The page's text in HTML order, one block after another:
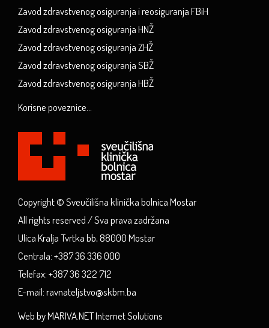
Zavod zdravstvenog osiguranja i reosiguranja FBiH
Zavod zdravstvenog osiguranja HNŽ
Zavod zdravstvenog osiguranja ZHŽ
Zavod zdravstvenog osiguranja SBŽ
Zavod zdravstvenog osiguranja HBŽ
Korisne poveznice...
Copyright © Sveučilišna klinička bolnica Mostar
All rights reserved / Sva prava zadržana
Ulica Kralja Tvrtka bb, 88000 Mostar
Centrala: +387 36 336 000
Telefax: +387 36 322 712
E-mail: ravnateljstvo@skbm.ba
Web by MARIVA.NET Internet Solutions